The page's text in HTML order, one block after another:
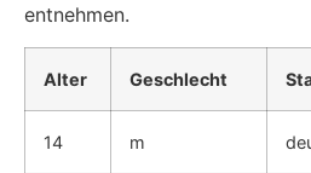
entnehmen.
Alter Geschlecht
14 m